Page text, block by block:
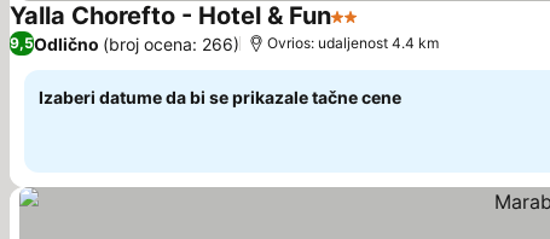
Yalla Chorefto - Hotel & Fun2 Zvezdice
9,5Odlično (broj ocena: 266) Ovrios: udaljenost 4.4 km
Izaberi datume da bi se prikazale tačne cene